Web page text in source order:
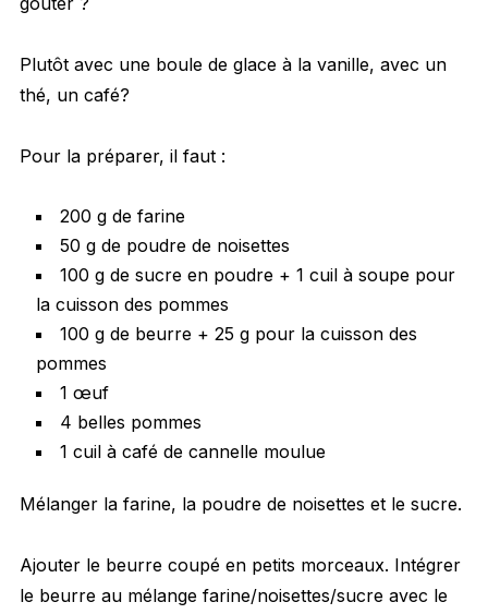
Plutôt avec une boule de glace à la vanille, avec un
thé, un café?
Pour la préparer, il faut :
200 g de farine
50 g de poudre de noisettes
100 g de sucre en poudre + 1 cuil à soupe pour
la cuisson des pommes
100 g de beurre + 25 g pour la cuisson des
pommes
1 œuf
4 belles pommes
1 cuil à café de cannelle moulue
Mélanger la farine, la poudre de noisettes et le sucre.
Ajouter le beurre coupé en petits morceaux. Intégrer
le beurre au mélange farine/noisettes/sucre avec le